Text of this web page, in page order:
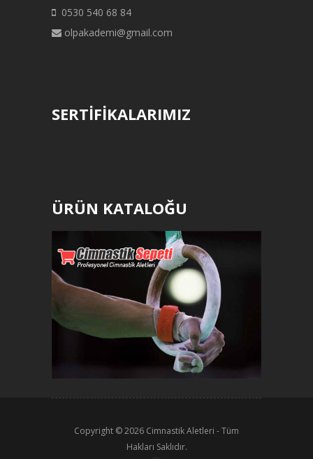
0530 540 68 84
olpakademi@gmail.com
SERTİFİKALARIMIZ
ÜRÜN KATALOĞU
Copyright © 2026 Cimnastik Aletleri - Tüm
Hakları Saklıdır.